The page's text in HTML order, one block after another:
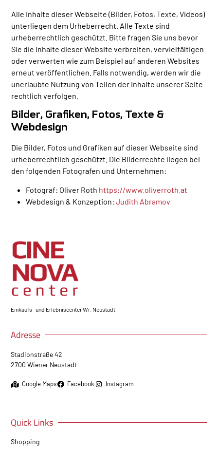
Alle Inhalte dieser Webseite (Bilder, Fotos, Texte, Videos)
unterliegen dem Urheberrecht. Alle Texte sind
urheberrechtlich geschützt. Bitte fragen Sie uns bevor
Sie die Inhalte dieser Website verbreiten, vervielfältigen
oder verwerten wie zum Beispiel auf anderen Websites
erneut veröffentlichen. Falls notwendig, werden wir die
unerlaubte Nutzung von Teilen der Inhalte unserer Seite
rechtlich verfolgen.
Bilder, Grafiken, Fotos, Texte &
Webdesign
Die Bilder, Fotos und Grafiken auf dieser Webseite sind
urheberrechtlich geschützt. Die Bilderrechte liegen bei
den folgenden Fotografen und Unternehmen:
Fotograf: Oliver Roth https://www.oliverroth.at
Webdesign & Konzeption:Judith Abramov
Einkaufs- und Erlebniscenter Wr. Neustadt
Adresse
Stadionstraße 42
2700 Wiener Neustadt
Google Maps Facebook Instagram
Quick Links
Shopping